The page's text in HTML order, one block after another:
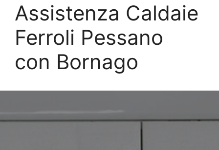
Assistenza Caldaie
Ferroli Pessano
con Bornago